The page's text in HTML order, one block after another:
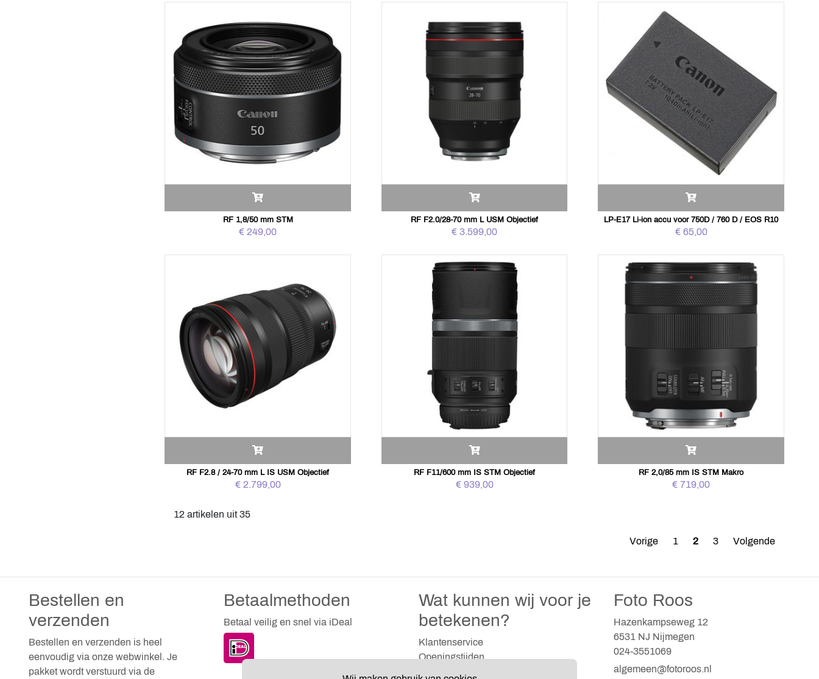
RF 1,8/50 mm STM
€ 249,00
RF F2.0/28-70 mm L USM Objectief
€ 3.599,00
LP-E17 Li-ion accu voor 750D / 760 D / EOS R10
€ 65,00
RF F2.8 / 24-70 mm L IS USM Objectief
€ 2.799,00
RF F11/600 mm IS STM Objectief
€ 939,00
RF 2,0/85 mm IS STM Makro
€ 719,00
12 artikelen uit 35
Vorige 1 2 3 Volgende
Bestellen en
verzenden
Bestellen en verzenden is heel
eenvoudig via onze webwinkel. Je
pakket wordt verstuurd via de
Betaalmethoden
Betaal veilig en snel via iDeal
Wat kunnen wij voor je
betekenen?
Klantenservice
Openingstijden
Foto Roos
Hazenkampseweg 12
6531 NJ Nijmegen
024-3551069
algemeen@fotoroos.nl